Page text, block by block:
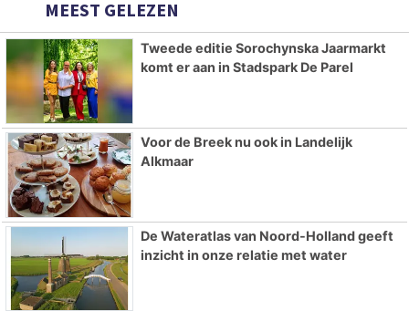
MEEST GELEZEN
Tweede editie Sorochynska Jaarmarkt
komt er aan in Stadspark De Parel
Voor de Breek nu ook in Landelijk
Alkmaar
De Wateratlas van Noord-Holland geeft
inzicht in onze relatie met water